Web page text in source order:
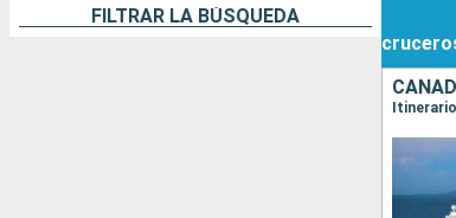
FILTRAR LA BÚSQUEDA